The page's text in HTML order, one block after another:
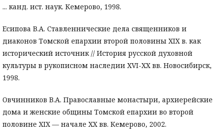
... канд. ист. наук. Кемерово, 1998.
Есипова В.А. Ставленнические дела священников и
диаконов Томской епархии второй половины XIX в. как
исторический источник // История русской духовной
культуры в рукописном наследии ХVI-ХХ вв. Новосибирск,
1998.
Овчинников В.А. Православные монастыри, архиерейские
дома и женские общины Томской епархии во второй
половине XIX — начале XX вв. Кемерово, 2002.